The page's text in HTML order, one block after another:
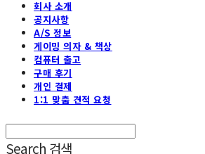
회사 소개
공지사항
A/S 정보
게이밍 의자 & 책상
컴퓨터 출고
구매 후기
개인 결제
1:1 맞춤 견적 요청
Search 검색